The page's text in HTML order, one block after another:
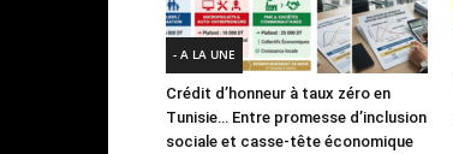
- A LA UNE
Crédit d’honneur à taux zéro en
Tunisie… Entre promesse d’inclusion
sociale et casse-tête économique